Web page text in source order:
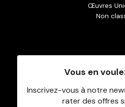
Œuvres
Non
Vous en
Inscrivez-vous à notre
rater des offres